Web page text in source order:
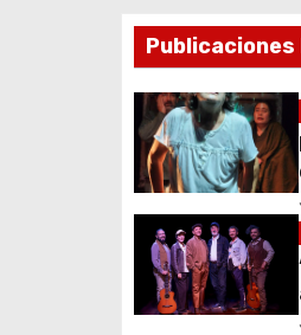
e
g
a
c
ó
Publicaciones